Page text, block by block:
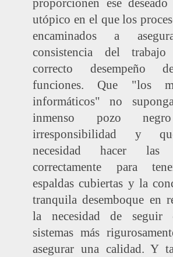
proporcionen ese deseado
utópico en el que los
encaminados a
consistencia del
correcto desempeño
funciones. Que "los
informáticos" no
inmenso pozo
irresponsibilidad y
necesidad hacer las
correctamente para
espaldas cubiertas y la
tranquila desemboque en
la necesidad de seguir
sistemas más
asegurar una calidad. Y